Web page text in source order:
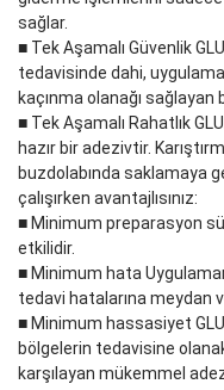
sağlar.
■ Tek Aşamalı Güvenlik
tedavisinde dahi,
kaçınma olanağı
■ Tek Aşamalı Rahatlık
hazır bir adezivtir.
buzdolabında saklamaya
çalışırken avantajlısınız:
■ Minimum preparasyon
etkilidir.
■ Minimum hata
tedavi hatalarına meydan
■ Minimum hassasiyet
bölgelerin tedavisine
karşılayan mükemmel